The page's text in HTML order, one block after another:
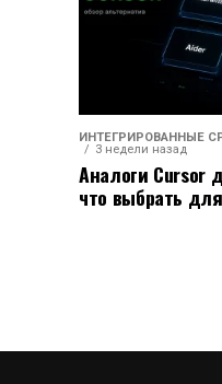
ИНТЕГРИРОВАННЫЕ
3 недели назад
Аналоги Cursor
что выбрать